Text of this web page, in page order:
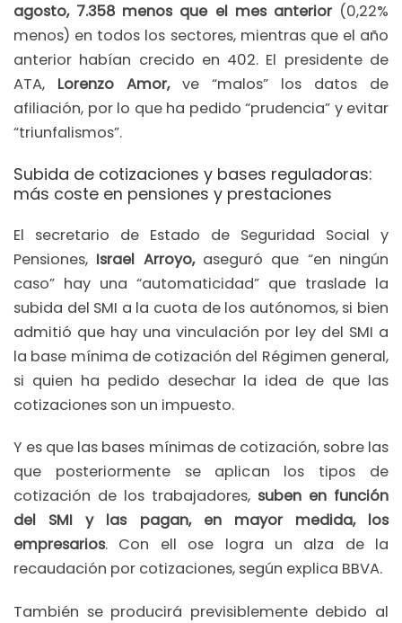
agosto, 7.358 menos que el mes anterior (0,22%
menos) en todos los sectores, mientras que el año
anterior habían crecido en 402. El presidente de
ATA, Lorenzo Amor,ve “malos” los datos de
afiliación, por lo que ha pedido “prudencia” y evitar
“triunfalismos”.
Subida de cotizaciones y bases reguladoras:
más coste en pensiones y prestaciones
El secretario de Estado de Seguridad Social y
Pensiones, Israel Arroyo,aseguró que “en ningún
caso” hay una “automaticidad” que traslade la
subida del SMI a la cuota de los autónomos, si bien
admitió que hay una vinculación por ley del SMI a
la base mínima de cotización del Régimen general,
si quien ha pedido desechar la idea de que las
cotizaciones son un impuesto.
Y es que las bases mínimas de cotización, sobre las
que posteriormente se aplican los tipos de
cotización de los trabajadores, suben en función
del SMI y las pagan, en mayor medida, los
empresarios. Con ell ose logra un alza de la
recaudación por cotizaciones, según explica BBVA.
También se producirá previsiblemente debido al